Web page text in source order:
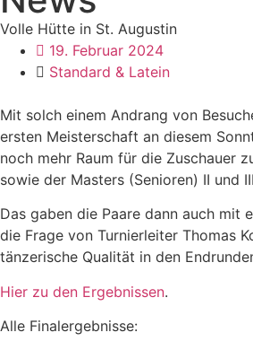
Volle Hütte in St. Augustin
19. Februar 2024
Standard & Latein
Mit solch einem Andrang von
ersten Meisterschaft an diesem
noch mehr Raum für die Zuschauer
sowie der Masters (Senioren) II und
Das gaben die Paare dann auch mit
die Frage von Turnierleiter Thomas
tänzerische Qualität in den
Hier zu den Ergebnissen.
Alle Finalergebnisse: